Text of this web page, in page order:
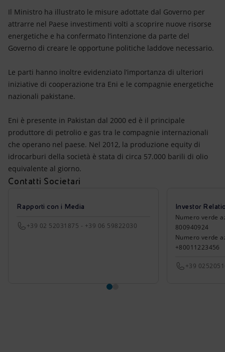
Il Ministro ha illustrato le misure adottate dal Governo per
attrarre nel Paese investimenti volti a scoprire nuove risorse
energetiche e ha confermato l’intenzione da parte del
Governo di creare le opportune politiche laddove necessario.
Le parti hanno inoltre evidenziato l’importanza di ulteriori
iniziative di cooperazione tra Eni e le compagnie energetiche
nazionali pakistane.
Eni è presente in Pakistan dal 2000 ed è il principale
produttore di petrolio e gas tra le compagnie internazionali
che operano nel paese. Nel 2012, la produzione equity di
idrocarburi della società è stata di circa 57.000 barili di olio
equivalente al giorno.
Contatti Societari
Rapporti con i Media
+39 02 52031875 - +39 06 59822030
Investor
Numero verde
800940924
Numero verde
+80011223456
+39